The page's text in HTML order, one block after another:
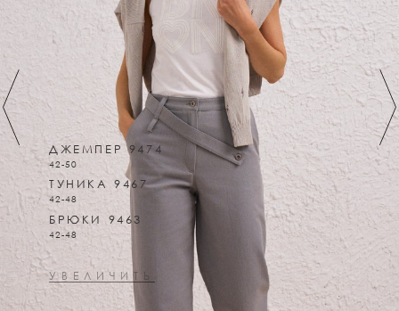
ДЖЕМПЕР 9474
42-50
ТУНИКА 9467
42-48
БРЮКИ 9463
42-48
УВЕЛИЧИТЬ